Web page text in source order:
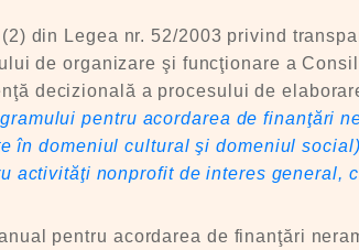
din Legea nr. 52/2003 privind
de organizare şi funcţionare a
decizională a procesului de
pentru acordarea de finanţări
în domeniul cultural şi domeniul
activităţi nonprofit de interes general,
pentru acordarea de finanţări